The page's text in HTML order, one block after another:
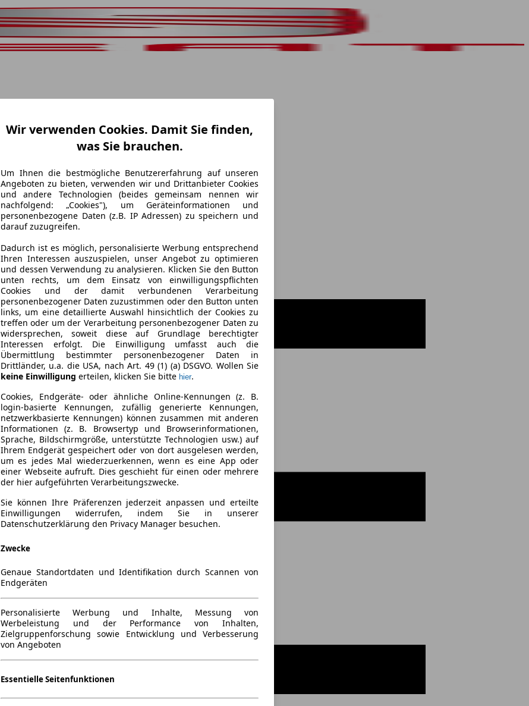
Wir verwenden Cookies. Damit Sie finden,
was Sie brauchen.
Um Ihnen die bestmögliche Benutzererfahrung auf unseren
Angeboten zu bieten, verwenden wir und Drittanbieter Cookies
und andere Technologien (beides gemeinsam nennen wir
nachfolgend: „Cookies"), um Geräteinformationen und
personenbezogene Daten (z.B. IP Adressen) zu speichern und
darauf zuzugreifen.
Dadurch ist es möglich, personalisierte Werbung entsprechend
Ihren Interessen auszuspielen, unser Angebot zu optimieren
und dessen Verwendung zu analysieren. Klicken Sie den Button
unten rechts, um dem Einsatz von einwilligungspflichten
Cookies und der damit verbundenen Verarbeitung
personenbezogener Daten zuzustimmen oder den Button unten
links, um eine detaillierte Auswahl hinsichtlich der Cookies zu
treffen oder um der Verarbeitung personenbezogener Daten zu
widersprechen, soweit diese auf Grundlage berechtigter
Interessen erfolgt. Die Einwilligung umfasst auch die
Übermittlung bestimmter personenbezogener Daten in
Drittländer, u.a. die USA, nach Art. 49 (1) (a) DSGVO. Wollen Sie
keine Einwilligung erteilen, klicken Sie bitte hier.
Cookies, Endgeräte- oder ähnliche Online-Kennungen (z. B.
login-basierte Kennungen, zufällig generierte Kennungen,
netzwerkbasierte Kennungen) können zusammen mit anderen
Informationen (z. B. Browsertyp und Browserinformationen,
Sprache, Bildschirmgröße, unterstützte Technologien usw.) auf
Ihrem Endgerät gespeichert oder von dort ausgelesen werden,
um es jedes Mal wiederzuerkennen, wenn es eine App oder
einer Webseite aufruft. Dies geschieht für einen oder mehrere
der hier aufgeführten Verarbeitungszwecke.
Sie können Ihre Präferenzen jederzeit anpassen und erteilte
Einwilligungen widerrufen, indem Sie in unserer
Datenschutzerklärung den Privacy Manager besuchen.
Zwecke
Genaue Standortdaten und Identifikation durch Scannen von
Endgeräten
Personalisierte Werbung und Inhalte, Messung von
Werbeleistung und der Performance von Inhalten,
Zielgruppenforschung sowie Entwicklung und Verbesserung
von Angeboten
Essentielle Seitenfunktionen